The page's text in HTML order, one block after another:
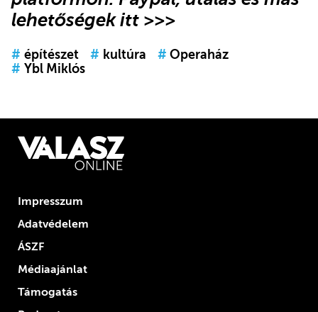
lehetőségek itt >>>
# építészet # kultúra # Operaház
# Ybl Miklós
Impresszum
Adatvédelem
ÁSZF
Médiaajánlat
Támogatás